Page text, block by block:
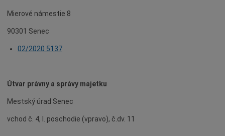
Oznamy mesta
Voľné pracovné miesta
Komunikácia v maďarskom jazyku
Mierové námestie 8
90301 Senec
02/2020 5137
Útvar právny a správy majetku
Mestský úrad Senec
vchod č. 4, I. poschodie (vpravo), č.dv. 11